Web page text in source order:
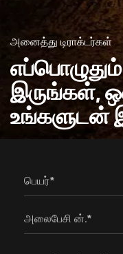
அனைத்து டிராக்டர்கள்
இருங்கள்,
உங்களுடன்
பெயர்*
அலைபேசி ன்.*